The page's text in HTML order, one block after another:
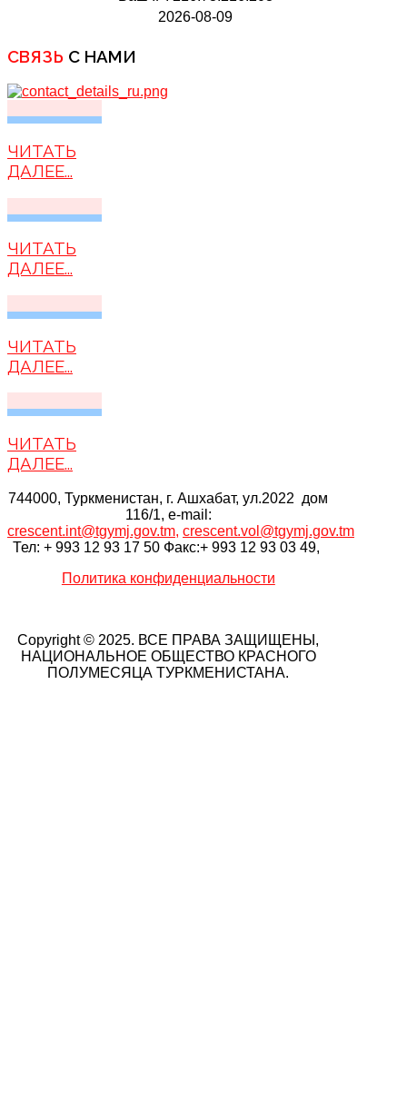
2026-08-09
СВЯЗЬ С НАМИ
ЧИТАТЬ
ДАЛЕЕ...
ЧИТАТЬ
ДАЛЕЕ...
ЧИТАТЬ
ДАЛЕЕ...
ЧИТАТЬ
ДАЛЕЕ...
744000, Туркменистан, г. Ашхабат, ул.2022 дом
116/1, e-mail:
crescent.int@tgymj.gov.tm, crescent.vol@tgymj.gov.tm
Тел: + 993 12 93 17 50 Факс:+ 993 12 93 03 49,
Политика конфиденциальности
Copyright © 2025. ВСЕ ПРАВА ЗАЩИЩЕНЫ,
НАЦИОНАЛЬНОЕ ОБЩЕСТВО КРАСНОГО
ПОЛУМЕСЯЦА ТУРКМЕНИСТАНА.